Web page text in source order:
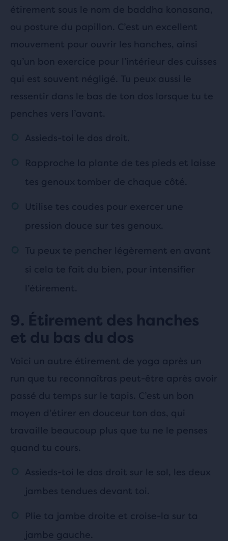
étirement sous le nom de baddha konasana,
ou posture du papillon. C’est un excellent
mouvement pour ouvrir les hanches, ainsi
qu’un bon exercice pour l’intérieur des cuisses
qui est souvent négligé. Tu peux aussi le
ressentir dans le bas de ton dos lorsque tu te
penches vers l’avant.
Assieds-toi le dos droit.
Rapproche la plante de tes pieds et laisse
tes genoux tomber de chaque côté.
Utilise tes coudes pour exercer une
pression douce sur tes genoux.
Tu peux te pencher légèrement en avant
si cela te fait du bien, pour intensifier
l’étirement.
9. Étirement des hanches
et du bas du dos
Voici un autre étirement de yoga après un
run que tu reconnaîtras peut-être après avoir
passé du temps sur le tapis. C’est un bon
moyen d’étirer en douceur ton dos, qui
travaille beaucoup plus que tu ne le penses
quand tu cours.
Assieds-toi le dos droit sur le sol, les deux
jambes tendues devant toi.
Plie ta jambe droite et croise-la sur ta
jambe gauche.